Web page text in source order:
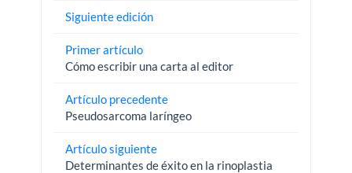
Siguiente edición
Primer artículo
Cómo escribir una carta al editor
Artículo precedente
Pseudosarcoma laríngeo
Artículo siguiente
Determinantes de éxito en la rinoplastia